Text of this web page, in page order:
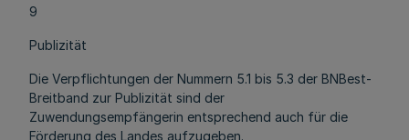
9
Publizität
Die Verpflichtungen der Nummern 5.1 bis 5.3 der BNBest-
Breitband zur Publizität sind der
Zuwendungsempfängerin entsprechend auch für die
Förderung des Landes aufzugeben.